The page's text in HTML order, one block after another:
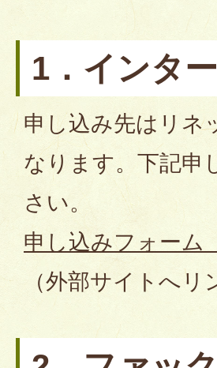
1．インタ
申し込み先はリネ
なります。下記申
さい。
申し込みフォーム
（外部サイトへリ